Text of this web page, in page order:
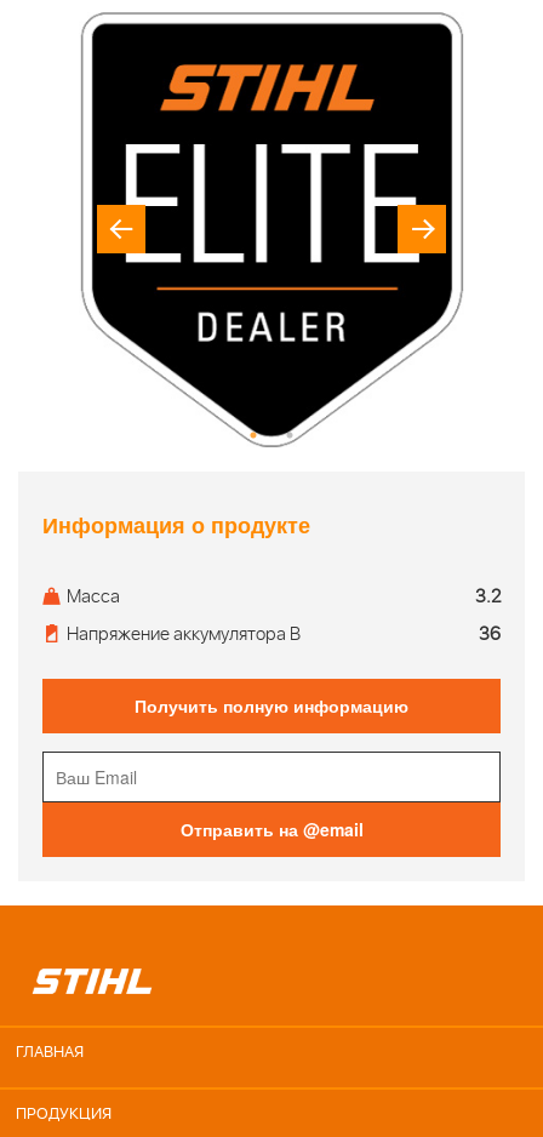
Информация о продукте
Масса
3.2
Напряжение аккумулятора В
36
Получить полную информацию
Отправить на @email
ГЛАВНАЯ
ПРОДУКЦИЯ